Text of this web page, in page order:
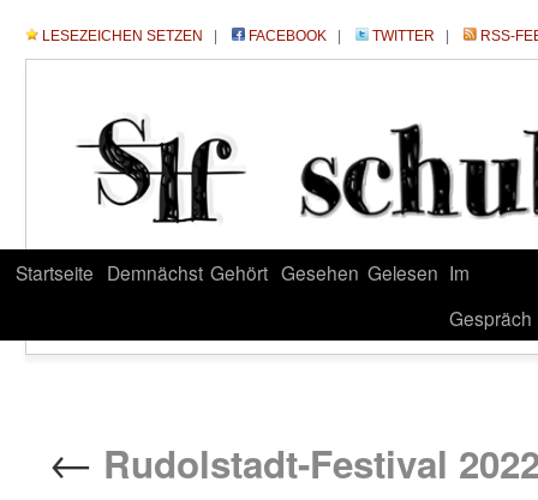
LESEZEICHEN SETZEN FACEBOOK TWITTER RSS-
Startseite Demnächst Gehört Gesehen Gelesen Im
Gespräch
← Rudolstadt-Festival